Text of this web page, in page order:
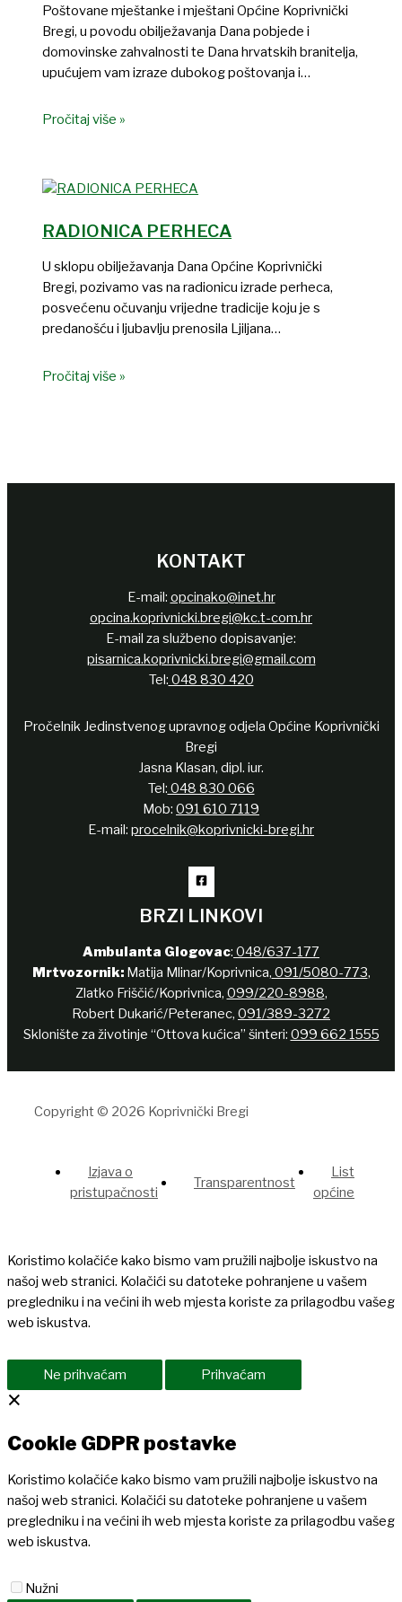
Poštovane mještanke i mještani Općine Koprivnički
Bregi, u povodu obilježavanja Dana pobjede i
domovinske zahvalnosti te Dana hrvatskih branitelja,
upućujem vam izraze dubokog poštovanja i…
Pročitaj više »
RADIONICA PERHECA
U sklopu obilježavanja Dana Općine Koprivnički
Bregi, pozivamo vas na radionicu izrade perheca,
posvećenu očuvanju vrijedne tradicije koju je s
predanošću i ljubavlju prenosila Ljiljana…
Pročitaj više »
KONTAKT
E-mail: opcinako@inet.hr
opcina.koprivnicki.bregi@kc.t-com.hr
E-mail za službeno dopisavanje:
pisarnica.koprivnicki.bregi@gmail.com
Tel: 048 830 420
Pročelnik Jedinstvenog upravnog odjela Općine Koprivnički
Bregi
Jasna Klasan, dipl. iur.
Tel: 048 830 066
Mob: 091 610 7119
E-mail: procelnik@koprivnicki-bregi.hr
BRZI LINKOVI
Ambulanta Glogovac: 048/637-177
Mrtvozornik:Matija Mlinar/Koprivnica, 091/5080-773,
Zlatko Friščić/Koprivnica, 099/220-8988,
Robert Dukarić/Peteranec, 091/389-3272
Sklonište za životinje “Ottova kućica” šinteri: 099 662 1555
Copyright © 2026 Koprivnički Bregi
Izjava o
pristupačnosti
Transparentnost
List
općine
Koristimo kolačiće kako bismo vam pružili najbolje iskustvo na
našoj web stranici. Kolačići su datoteke pohranjene u vašem
pregledniku i na većini ih web mjesta koriste za prilagodbu vašeg
web iskustva.
Ne prihvaćam Prihvaćam
×
Cookie GDPR postavke
Koristimo kolačiće kako bismo vam pružili najbolje iskustvo na
našoj web stranici. Kolačići su datoteke pohranjene u vašem
pregledniku i na većini ih web mjesta koriste za prilagodbu vašeg
web iskustva.
Nužni